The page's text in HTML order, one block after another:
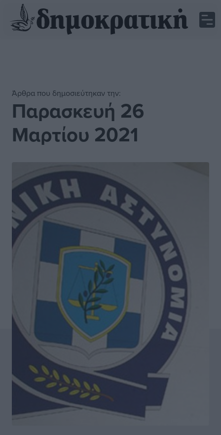
Άρθρα που δημοσιεύτηκαν την:
Παρασκευή 26
Μαρτίου 2021